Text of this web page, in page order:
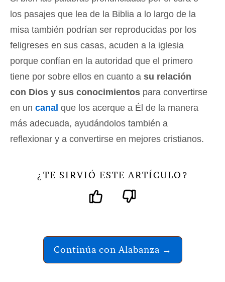
los pasajes que lea de la Biblia a lo largo de la
misa también podrían ser reproducidas por los
feligreses en sus casas, acuden a la iglesia
porque confían en la autoridad que el primero
tiene por sobre ellos en cuanto a su relación
con Dios y sus conocimientos para convertirse
en un canal que los acerque a Él de la manera
más adecuada, ayudándolos también a
reflexionar y a convertirse en mejores cristianos.
¿ TE SIRVIÓ ESTE ARTÍCULO ?
Continúa con Alabanza →